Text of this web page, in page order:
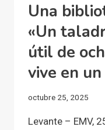
Una
«Un
útil de
vive en
octubre 25, 2025
Levante – EMV,